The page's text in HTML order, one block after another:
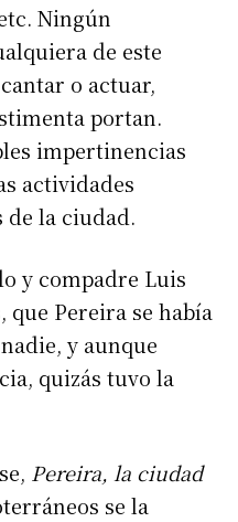
Ningún
de este
o actuar,
portan.
impertinencias
actividades
de la ciudad.
y compadre Luis
que Pereira se había
y aunque
quizás tuvo la
Pereira, la ciudad
se la